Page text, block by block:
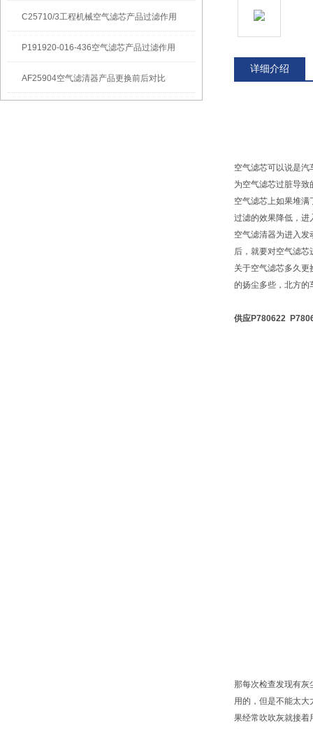
C25710/3工程机械空气滤芯产品过滤作用
P191920-016-436空气滤芯产品过滤作用
AF25904空气滤清器产品更换前后对比
详细介绍
空气滤芯可以说是
为空气滤芯过脏导
空气滤芯上如果堆满
过滤的效果降低，进
空气滤清器为进入
后，就要对空气滤
关于空气滤芯多久
的扬尘多些，北方的
供应P780622
那每次检查发现有灰
用的，但是不能太
果经常吹吹灰就接着